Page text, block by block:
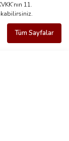
11.
Tüm Sayfalar